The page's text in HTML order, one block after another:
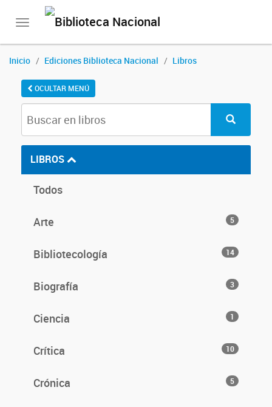
Toggle
Inicio Ediciones Biblioteca Nacional Libros
OCULTAR MENÚ
LIBROS
Todos
Arte 5
Bibliotecología 14
Biografía 3
Ciencia 1
Crítica 10
Crónica 5